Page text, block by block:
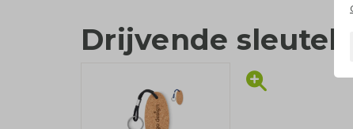
Drijvende